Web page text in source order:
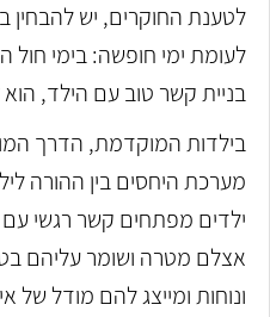
לטענת החוקרים, יש להבחין
לעומת ימי חופשה: בימי
בניית קשר טוב עם הילד,
בילדות המוקדמת, הדרך
מערכת היחסים בין ההורה
ילדים מפתחים קשר רגשי
אצלם מטרה ושומר עליהם
ונוחות ומייצג להם מודל של